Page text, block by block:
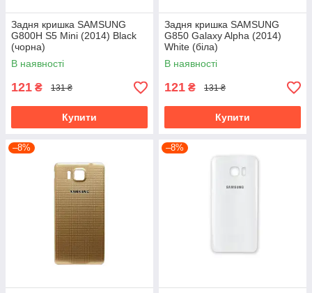
Задня кришка SAMSUNG
G800H S5 Mini (2014) Black
(чорна)
В наявності
121 ₴ 131 ₴
Купити
Задня кришка SAMSUNG
G850 Galaxy Alpha (2014)
White (біла)
В наявності
121 ₴ 131 ₴
Купити
–8% –8%